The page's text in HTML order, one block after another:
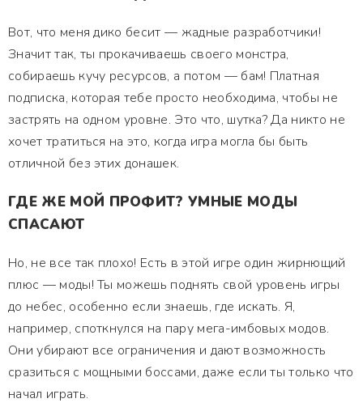
Вот, что меня дико бесит — жадные разработчики!
Значит так, ты прокачиваешь своего монстра,
собираешь кучу ресурсов, а потом — бам! Платная
подписка, которая тебе просто необходима, чтобы не
застрять на одном уровне. Это что, шутка? Да никто не
хочет тратиться на это, когда игра могла бы быть
отличной без этих донашек.
ГДЕ ЖЕ МОЙ ПРОФИТ? УМНЫЕ МОДЫ
СПАСАЮТ
Но, не все так плохо! Есть в этой игре один жирнющий
плюс — моды! Ты можешь поднять свой уровень игры
до небес, особенно если знаешь, где искать. Я,
например, споткнулся на пару мега-имбовых модов.
Они убирают все ограничения и дают возможность
сразиться с мощными боссами, даже если ты только что
начал играть.